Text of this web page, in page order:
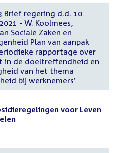
Brief regering d.d. 10
- W. Koolmees,
Sociale Zaken en
Plan van aanpak
rapportage over
in de doeltreffendheid en
van het thema
bij werknemers’
voor Leven